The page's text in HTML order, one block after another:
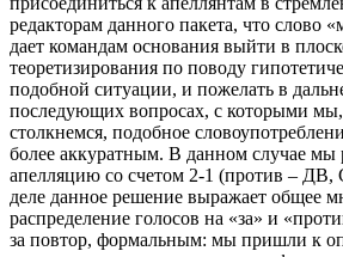
редакторам данного пакета, что слово
дает командам основания выйти в
теоретизирования по поводу
подобной ситуации, и пожелать в
последующих вопросах, с которыми
столкнемся, подобное
более аккуратным. В данном случае мы
апелляцию со счетом 2-1 (против – ДВ,
деле данное решение выражает общее
распределение голосов на «за» и
за повтор, формальным: мы пришли к